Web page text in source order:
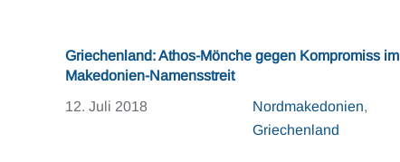
Griechenland: Athos-Mönche gegen Kompromiss im
Makedonien-Namensstreit
12. Juli 2018
Nordmakedonien,
Griechenland